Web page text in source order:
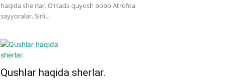
haqida she'rlar. O’rtada quyosh bobo Atrofda
sayyoralar, Sirli...
Qushlar haqida sherlar.